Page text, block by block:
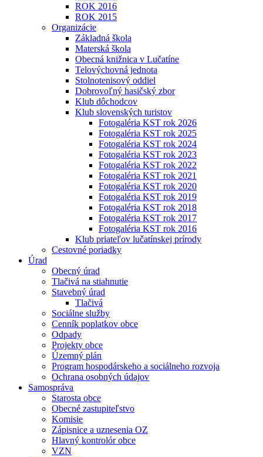
ROK 2016
ROK 2015
Organizácie
Základná škola
Materská škola
Obecná knižnica v Lučatíne
Telovýchovná jednota
Stolnotenisový oddiel
Dobrovoľný hasičský zbor
Klub dôchodcov
Klub slovenských turistov
Fotogaléria KST rok 2026
Fotogaléria KST rok 2025
Fotogaléria KST rok 2024
Fotogaléria KST rok 2023
Fotogaléria KST rok 2022
Fotogaléria KST rok 2021
Fotogaléria KST rok 2020
Fotogaléria KST rok 2019
Fotogaléria KST rok 2018
Fotogaléria KST rok 2017
Fotogaléria KST rok 2016
Klub priateľov lučatínskej prírody
Cestovné poriadky
Úrad
Obecný úrad
Tlačivá na stiahnutie
Stavebný úrad
Tlačivá
Sociálne služby
Cenník poplatkov obce
Odpady
Projekty obce
Územný plán
Program hospodárskeho a sociálneho rozvoja
Ochrana osobných údajov
Samospráva
Starosta obce
Obecné zastupiteľstvo
Komisie
Zápisnice a uznesenia OZ
Hlavný kontrolór obce
VZN